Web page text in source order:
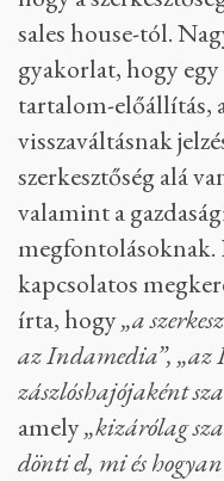
sales house-tól.
gyakorlat, hogy egy
tartalom-előállítás,
visszaváltásnak
szerkesztőség alá
valamint a
megfontolásoknak.
kapcsolatos
írta, hogy„a
az Indamedia”, „az
zászlóshajójaként
amely„kizárólag
dönti el, mi és